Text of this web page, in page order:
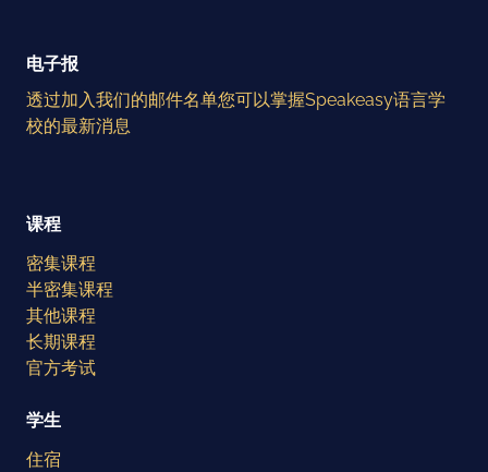
电子报
透过加入我们的邮件名单您可以掌握Speakeasy语言学
校的最新消息
课程
密集课程
半密集课程
其他课程
长期课程
官方考试
学生
住宿